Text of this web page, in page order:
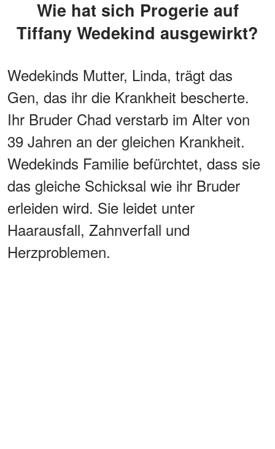
Wie hat sich Progerie auf
Tiffany Wedekind ausgewirkt?
Wedekinds Mutter, Linda, trägt das
Gen, das ihr die Krankheit bescherte.
Ihr Bruder Chad verstarb im Alter von
39 Jahren an der gleichen Krankheit.
Wedekinds Familie befürchtet, dass sie
das gleiche Schicksal wie ihr Bruder
erleiden wird. Sie leidet unter
Haarausfall, Zahnverfall und
Herzproblemen.